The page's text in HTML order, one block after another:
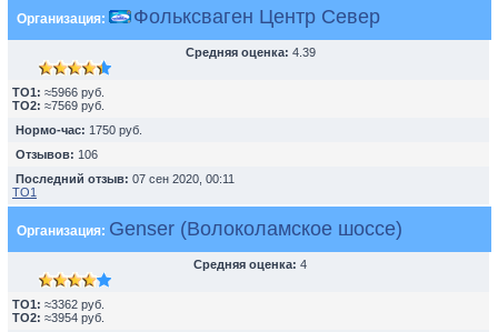
Организация: Фольксваген Центр Север
Средняя оценка: 4.39
TO1: ≈5966 руб.
TO2: ≈7569 руб.
Нормо-час: 1750 руб.
Отзывов: 106
Последний отзыв: 07 сен 2020, 00:11
ТО1
Организация: Genser (Волоколамское шоссе)
Средняя оценка: 4
TO1: ≈3362 руб.
TO2: ≈3954 руб.